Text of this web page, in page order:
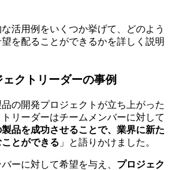
活用例をいくつか挙げて、どのよう
を配ることができるかを詳しく説明
クトリーダーの事例
の開発プロジェクトが立ち上がった
リーダーはチームメンバーに対して
品を成功させることで、業界に新た
とができる 」と語りかけました。
ーに対して希望を与え、 プロジェク